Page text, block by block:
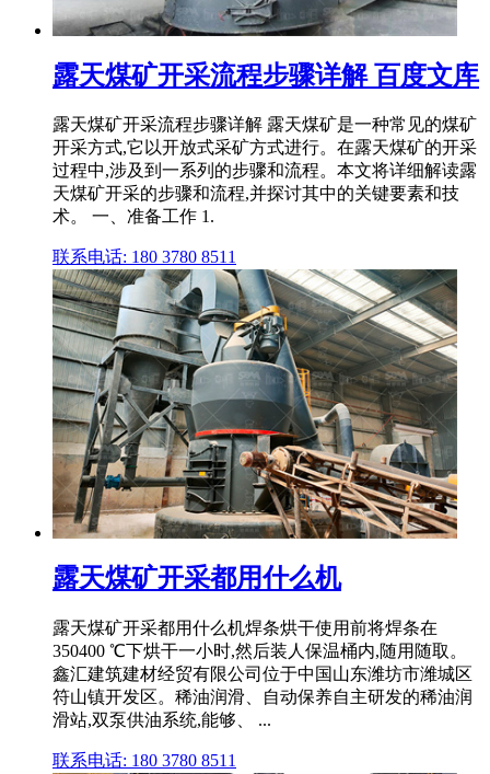
露天煤矿开采流程步骤详解 百度文库
露天煤矿开采流程步骤详解 露天煤矿是一种常见的煤矿
开采方式,它以开放式采矿方式进行。在露天煤矿的开采
过程中,涉及到一系列的步骤和流程。本文将详细解读露
天煤矿开采的步骤和流程,并探讨其中的关键要素和技
术。 一、准备工作 1.
联系电话: 180 3780 8511
露天煤矿开采都用什么机
露天煤矿开采都用什么机焊条烘干使用前将焊条在
350400 ℃下烘干一小时,然后装人保温桶内,随用随取。
鑫汇建筑建材经贸有限公司位于中国山东潍坊市潍城区
符山镇开发区。稀油润滑、自动保养自主研发的稀油润
滑站,双泵供油系统,能够、 ...
联系电话: 180 3780 8511